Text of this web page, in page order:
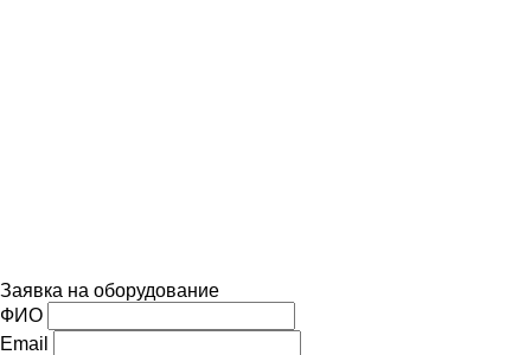
Заявка на оборудование
ФИО
Email